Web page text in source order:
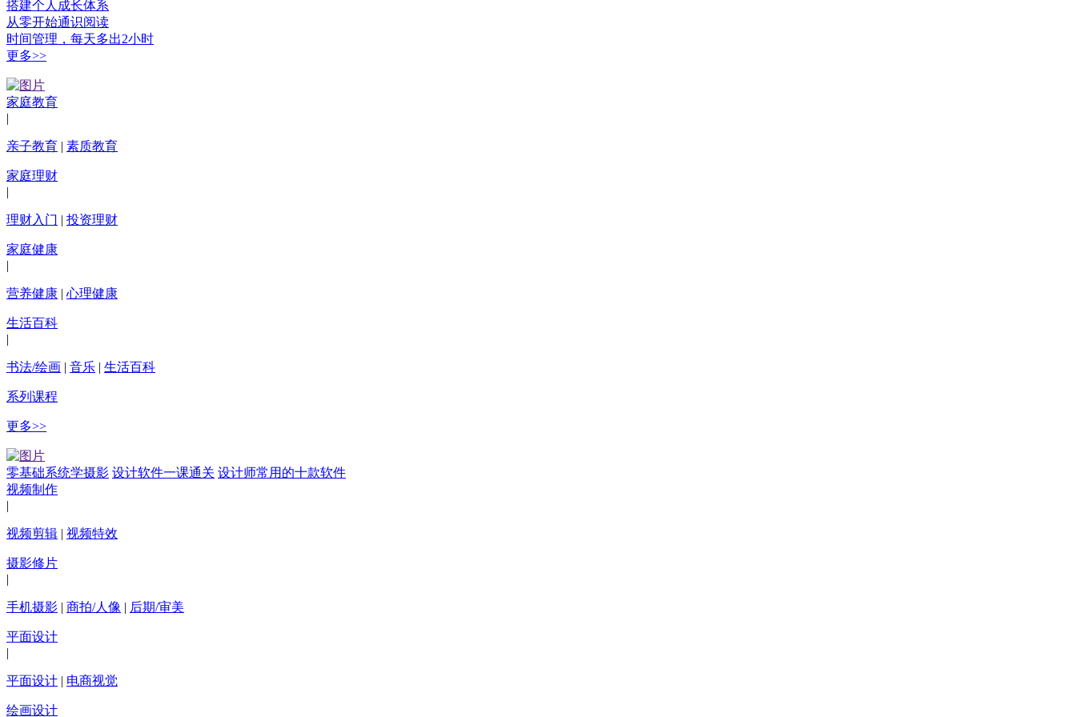
搭建个人成长体系
从零开始通识阅读
时间管理，每天多出2小时
更多>>
家庭教育
|
亲子教育 | 素质教育
家庭理财
|
理财入门 | 投资理财
家庭健康
|
营养健康 | 心理健康
生活百科
|
书法/绘画 | 音乐 | 生活百科
系列课程
更多>>
零基础系统学摄影 设计软件一课通关 设计师常用的十款软件
视频制作
|
视频剪辑 | 视频特效
摄影修片
|
手机摄影 | 商拍/人像 | 后期/审美
平面设计
|
平面设计 | 电商视觉
绘画设计